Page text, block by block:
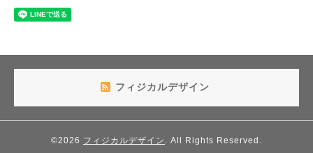
フィジカルデザイン
©2026 フィジカルデザイン . All Rights Reserved.